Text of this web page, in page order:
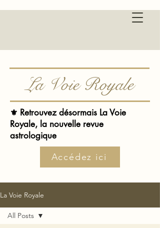
La Voie Royale
⚜️ Retrouvez désormais La Voie
Royale, la nouvelle revue
astrologique
Accédez ici
La Voie Royale
All Posts